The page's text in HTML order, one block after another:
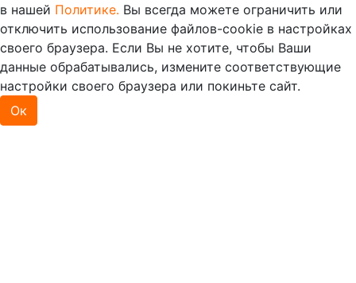
в нашей Политике. Вы всегда можете ограничить или
отключить использование файлов-cookie в настройках
своего браузера. Если Вы не хотите, чтобы Ваши
данные обрабатывались, измените соответствующие
настройки своего браузера или покиньте сайт.
Ок